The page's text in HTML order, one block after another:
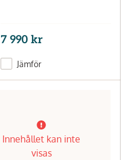
7 990 kr
Jämför
Innehållet kan inte
visas